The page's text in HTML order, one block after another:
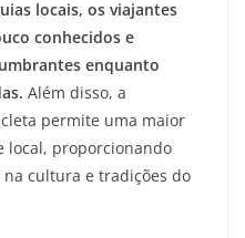
locais, os viajantes
conhecidos e
enquanto
Além disso, a
permite uma maior
local, proporcionando
cultura e tradições do